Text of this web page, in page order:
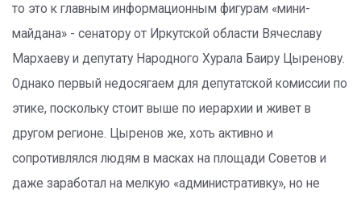
то это к главным информационным фигурам «мини-
майдана» - сенатору от Иркутской области Вячеславу
Мархаеву и депутату Народного Хурала Баиру Цыренову.
Однако первый недосягаем для депутатской комиссии по
этике, поскольку стоит выше по иерархии и живет в
другом регионе. Цыренов же, хоть активно и
сопротивлялся людям в масках на площади Советов и
даже заработал на мелкую «административку», но не